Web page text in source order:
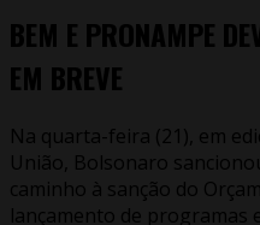
BEM E PRONAMPE
EM BREVE
Na quarta-feira (21), em
União, Bolsonaro
caminho à sanção do
lançamento de programas